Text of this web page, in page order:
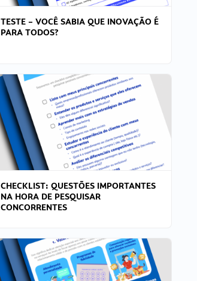
TESTE – VOCÊ SABIA QUE INOVAÇÃO É
PARA TODOS?
CHECKLIST: QUESTÕES IMPORTANTES
NA HORA DE PESQUISAR
CONCORRENTES